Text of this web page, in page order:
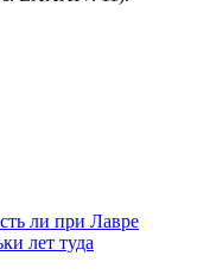
ли при Лавре
лет туда